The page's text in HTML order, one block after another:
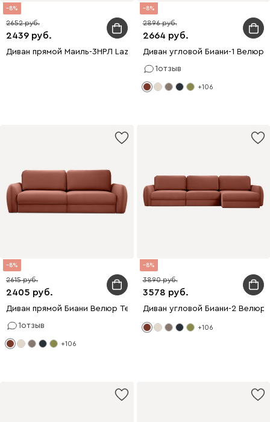
8
2439
2652
Диван прямой Маиль-3НРЛ Lazy Marsala
8
2664
2896
Диван угловой Биани-1 Велюр
1отзыв
+106
8
2405
2615
Диван прямой Биани Велюр Терракотовый
1отзыв
+106
8
3578
3890
Диван угловой Биани-2 Велюр
+106